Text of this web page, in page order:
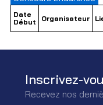
Date
Début
Organisateur
Inscrivez-
Recevez nos